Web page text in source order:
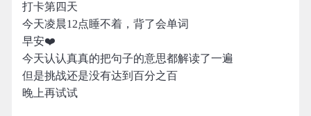
打卡第四天
今天凌晨12点睡不着，背了会单词
早安❤️
今天认认真真的把句子的意思都解读了一遍
但是挑战还是没有达到百分之百
晚上再试试